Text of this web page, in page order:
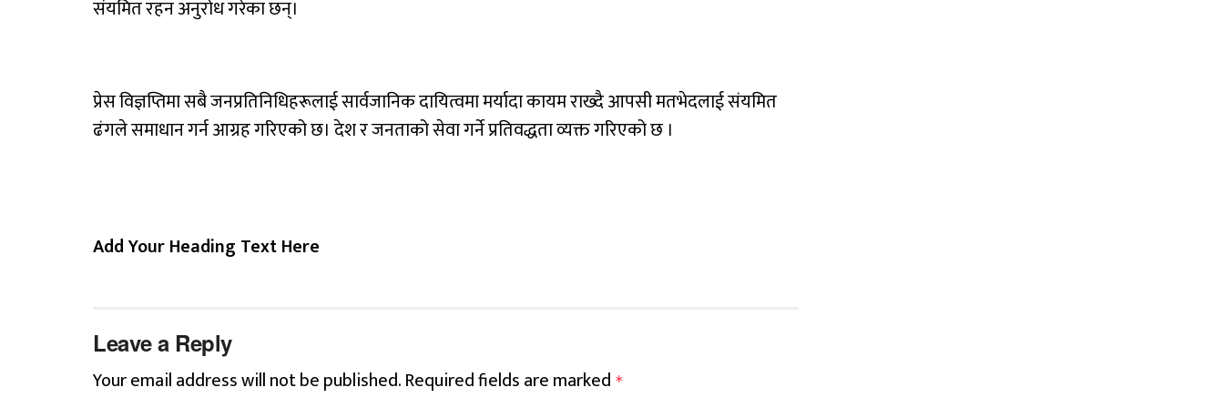
संयमित रहन अनुरोध गरेका छन्।
प्रेस विज्ञप्तिमा सबै जनप्रतिनिधिहरूलाई सार्वजानिक दायित्वमा मर्यादा कायम राख्दै आपसी मतभेदलाई संयमित
ढंगले समाधान गर्न आग्रह गरिएको छ। देश र जनताको सेवा गर्ने प्रतिवद्धता व्यक्त गरिएको छ ।
Add Your Heading Text Here
Leave a Reply
Your email address will not be published.Required fields are marked *